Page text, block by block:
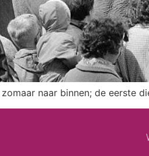
naar binnen; de eerste